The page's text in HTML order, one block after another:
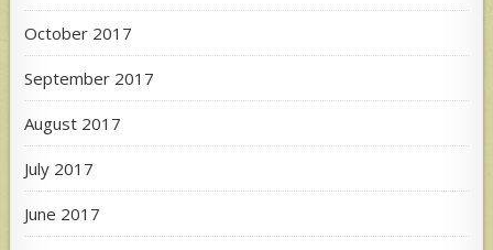
October 2017
September 2017
August 2017
July 2017
June 2017